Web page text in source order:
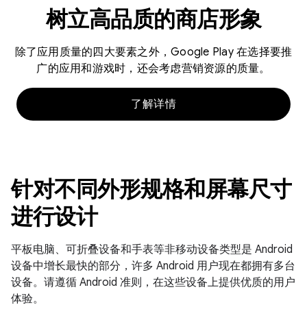
树立高品质的商店形象
除了应用质量的四大要素之外，Google Play 在选择要推
广的应用和游戏时，还会考虑营销资源的质量。
了解详情
针对不同外形规格和屏幕尺寸
进行设计
平板电脑、可折叠设备和手表等非移动设备类型是 Android
设备中增长最快的部分，许多 Android 用户现在都拥有多台
设备。请遵循 Android 准则，在这些设备上提供优质的用户
体验。